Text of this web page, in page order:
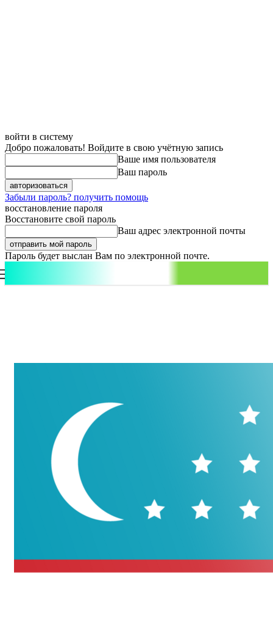
войти в систему
Добро пожаловать! Войдите в свою учётную запись
Ваше имя пользователя
Ваш пароль
Забыли пароль? получить помощь
восстановление пароля
Восстановите свой пароль
Ваш адрес электронной почты
Пароль будет выслан Вам по электронной почте.